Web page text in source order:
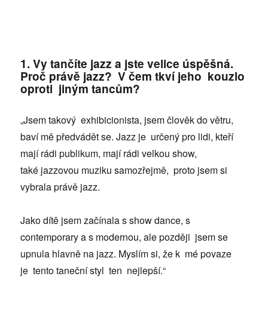
1. Vy tančíte jazz a jste velice úspěšná.
Proč právě jazz? V čem tkví jeho kouzlo
oproti jiným tancům?
„Jsem takový exhibicionista, jsem člověk do větru,
baví mě předvádět se. Jazz je určený pro lidi, kteří
mají rádi publikum, mají rádi velkou show,
také jazzovou muziku samozřejmě, proto jsem si
vybrala právě jazz.
Jako dítě jsem začínala s show dance, s
contemporary a s modernou, ale později jsem se
upnula hlavně na jazz. Myslím si, že k mé povaze
je tento taneční styl ten nejlepší.“